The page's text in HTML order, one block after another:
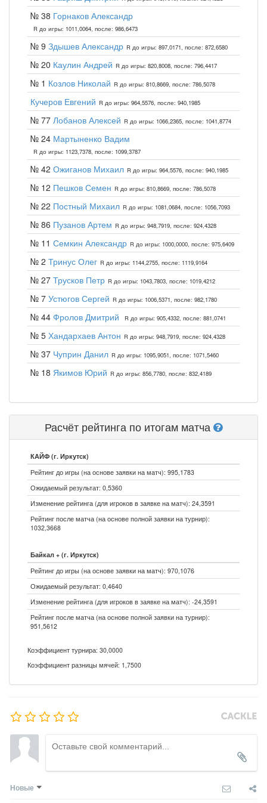
№ 38 Горнаков Александр
R до игры: 1011,0064, после: 986,6473
№ 9 Здышев Александр R до игры: 897,0171, после: 872,6580
№ 20 Каулин Андрей R до игры: 820,8008, после: 796,4417
№ 1 Козлов Николай R до игры: 810,8669, после: 786,5078
Кучеров Евгений R до игры: 964,5576, после: 940,1985
№ 77 Лобанов Алексей R до игры: 1066,2365, после: 1041,8774
№ 24 Мартыненко Вадим
R до игры: 1123,7378, после: 1099,3787
№ 42 Ожиганов Михаил R до игры: 964,5576, после: 940,1985
№ 12 Пешков Семен R до игры: 810,8669, после: 786,5078
№ 22 Постный Михаил R до игры: 1081,0684, после: 1056,7093
№ 86 Пузанов Артем R до игры: 948,7919, после: 924,4328
№ 11 Семкин Александр R до игры: 1000,0000, после: 975,6409
№ 2 Тринус Олег R до игры: 1144,2755, после: 1119,9164
№ 27 Трусков Петр R до игры: 1043,7803, после: 1019,4212
№ 7 Устюгов Сергей R до игры: 1006,5371, после: 982,1780
№ 44 Фролов Дмитрий R до игры: 905,4332, после: 881,0741
№ 5 Хандархаев Антон R до игры: 948,7919, после: 924,4328
№ 37 Чуприн Данил R до игры: 1095,9051, после: 1071,5460
№ 18 Якимов Юрий R до игры: 856,7780, после: 832,4189
Расчёт рейтинга по итогам матча
КАЙФ (г. Иркутск)
Рейтинг до игры (на основе заявки на матч): 995,1783
Ожидаемый результат: 0,5360
Изменение рейтинга (для игроков в заявке на матч): 24,3591
Рейтинг после матча (на основе полной заявки на турнир):
1032,3668
Байкал + (г. Иркутск)
Рейтинг до игры (на основе заявки на матч): 970,1076
Ожидаемый результат: 0,4640
Изменение рейтинга (для игроков в заявке на матч): -24,3591
Рейтинг после матча (на основе полной заявки на турнир):
951,5612
Коэффициент турнира: 30,0000
Коэффициент разницы мячей: 1,7500
Новые